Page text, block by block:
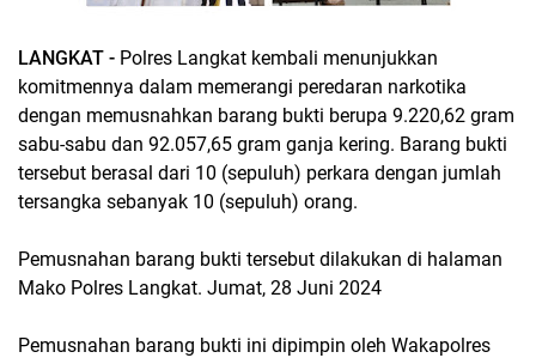
LANGKAT - Polres Langkat kembali menunjukkan
komitmennya dalam memerangi peredaran narkotika
dengan memusnahkan barang bukti berupa 9.220,62 gram
sabu-sabu dan 92.057,65 gram ganja kering. Barang bukti
tersebut berasal dari 10 (sepuluh) perkara dengan jumlah
tersangka sebanyak 10 (sepuluh) orang.
Pemusnahan barang bukti tersebut dilakukan di halaman
Mako Polres Langkat. Jumat, 28 Juni 2024
Pemusnahan barang bukti ini dipimpin oleh Wakapolres